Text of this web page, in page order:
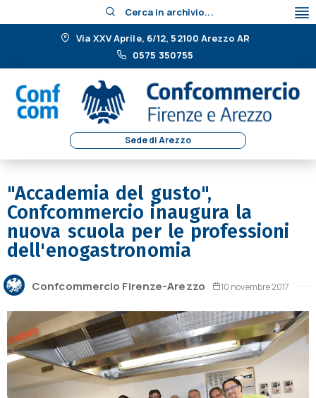
Cerca in archivio...
Via XXV Aprile, 6/12, 52100 Arezzo AR
0575 350755
Sede di Arezzo
"Accademia del gusto",
Confcommercio inaugura la
nuova scuola per le professioni
dell'enogastronomia
Confcommercio Firenze-Arezzo 10 novembre 2017